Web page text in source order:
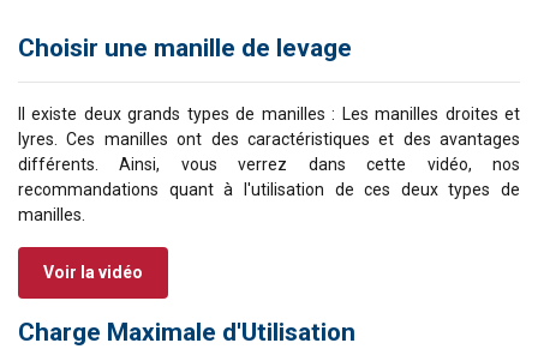
Choisir une manille de levage
Il existe deux grands types de manilles : Les manilles droites et
lyres. Ces manilles ont des caractéristiques et des avantages
différents. Ainsi, vous verrez dans cette vidéo, nos
recommandations quant à l'utilisation de ces deux types de
manilles.
Voir la vidéo
Charge Maximale d'Utilisation